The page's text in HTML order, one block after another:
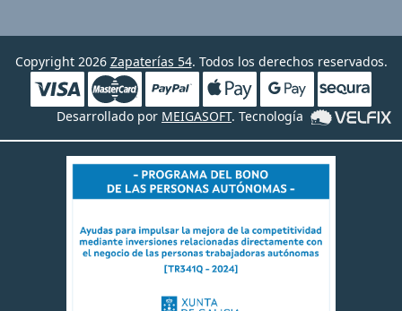
Copyright 2026 Zapaterías 54. Todos los derechos reservados.
Desarrollado por MEIGASOFT. Tecnología